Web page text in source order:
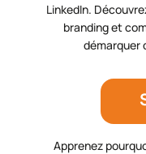
LinkedIn.
branding et
démarquer
Apprenez